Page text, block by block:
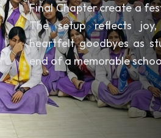
Final Chapter create a
The setup reflects
heartfelt goodbyes as
end of a memorable